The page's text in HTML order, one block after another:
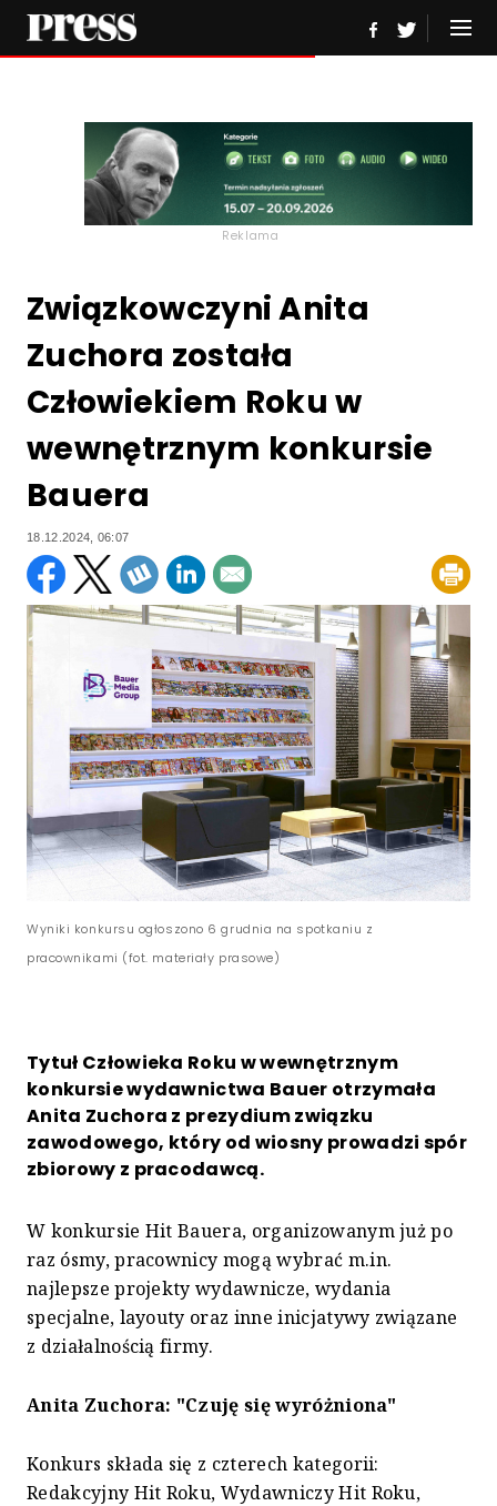
Reklama
Związkowczyni Anita
Zuchora została
Człowiekiem Roku w
wewnętrznym konkursie
Bauera
18.12.2024, 06:07
Wyniki konkursu ogłoszono 6 grudnia na spotkaniu z
pracownikami (fot. materiały prasowe)
Tytuł Człowieka Roku w wewnętrznym
konkursie wydawnictwa Bauer otrzymała
Anita Zuchora z prezydium związku
zawodowego, który od wiosny prowadzi spór
zbiorowy z pracodawcą.
W konkursie Hit Bauera, organizowanym już po
raz ósmy, pracownicy mogą wybrać m.in.
najlepsze projekty wydawnicze, wydania
specjalne, layouty oraz inne inicjatywy związane
z działalnością firmy.
Anita Zuchora: "Czuję się wyróżniona"
Konkurs składa się z czterech kategorii:
Redakcyjny Hit Roku, Wydawniczy Hit Roku,